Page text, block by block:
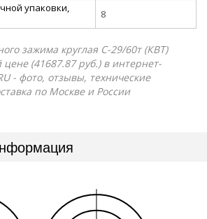
упаковки,
8
зажима круглая С-29/60т (КВТ)
(41687.87 руб.) в интернет-
- фото, отзывы, технические
по Москве и России